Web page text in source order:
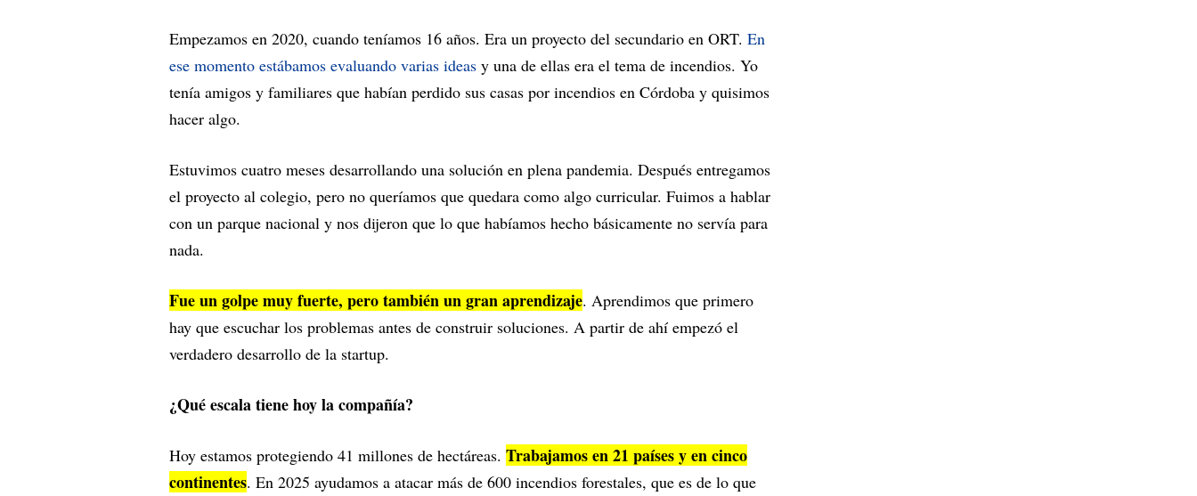
Empezamos en 2020, cuando teníamos 16 años. Era un proyecto del secundario en ORT. En
ese momento estábamos evaluando varias ideas y una de ellas era el tema de incendios. Yo
tenía amigos y familiares que habían perdido sus casas por incendios en Córdoba y quisimos
hacer algo.
Estuvimos cuatro meses desarrollando una solución en plena pandemia. Después entregamos
el proyecto al colegio, pero no queríamos que quedara como algo curricular. Fuimos a hablar
con un parque nacional y nos dijeron que lo que habíamos hecho básicamente no servía para
nada.
Fue un golpe muy fuerte, pero también un gran aprendizaje. Aprendimos que primero
hay que escuchar los problemas antes de construir soluciones. A partir de ahí empezó el
verdadero desarrollo de la startup.
¿Qué escala tiene hoy la compañía?
Hoy estamos protegiendo 41 millones de hectáreas. Trabajamos en 21 países y en cinco
continentes. En 2025 ayudamos a atacar más de 600 incendios forestales, que es de lo que